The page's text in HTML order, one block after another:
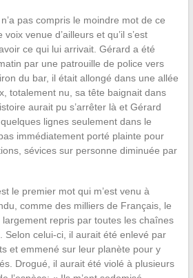
pas compris le moindre mot de ce
venue d’ailleurs et qu’il s’est
ce qui lui arrivait. Gérard a été
par une patrouille de police vers
du bar, il était allongé dans une allée
totalement nu, sa tête baignait dans
aurait pu s’arrêter là et Gérard
quelques lignes seulement dans le
immédiatement porté plainte pour
sévices sur personne diminuée par
le premier mot qui m’est venu à
comme des milliers de Français, le
repris par toutes les chaînes
Selon celui-ci, il aurait été enlevé par
et emmené sur leur planète pour y
Drogué, il aurait été violé à plusieurs